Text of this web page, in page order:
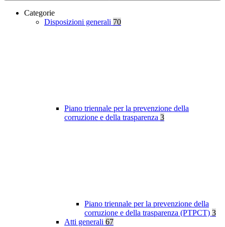
Categorie
Disposizioni generali 70
Piano triennale per la prevenzione della
corruzione e della trasparenza 3
Piano triennale per la prevenzione della
corruzione e della trasparenza (PTPCT) 3
Atti generali 67